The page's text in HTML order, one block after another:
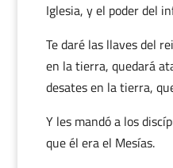
Iglesia, y el poder del
Te daré las llaves del
en la tierra, quedará
desates en la tierra,
Y les mandó a los
que él era el Mesías.